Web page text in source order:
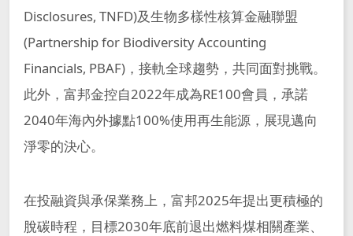
Disclosures, TNFD)及生物多樣性核算金融聯盟
(Partnership for Biodiversity Accounting
Financials, PBAF)，接軌全球趨勢，共同面對挑戰。
此外，富邦金控自2022年成為RE100會員，承諾
2040年海內外據點100%使用再生能源，展現邁向
淨零的決心。
在投融資與承保業務上，富邦2025年提出更積極的
脫碳時程，目標2030年底前退出燃料煤相關產業、